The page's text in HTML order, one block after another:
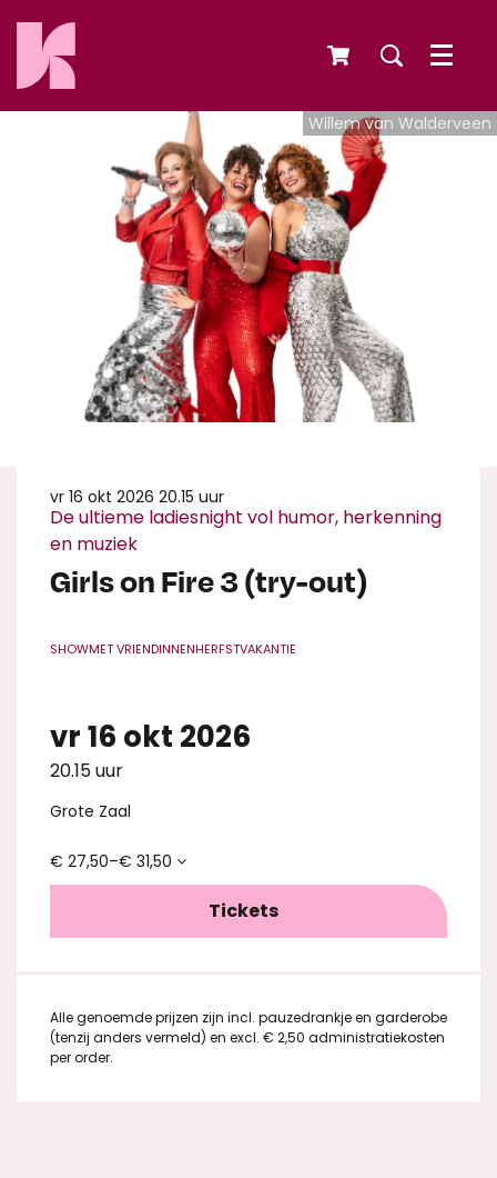
Menu
Willem van Walderveen
Girls on Fire 3 (try-out)
De ultieme ladiesnight vol humor, herkenning
en muziek
vr 16 okt 2026 20.15 uur
SHOWMET VRIENDINNENHERFSTVAKANTIE
vr 16 okt 2026
20.15 uur
Grote Zaal
€ 27,50–€ 31,50
Tickets
Alle genoemde prijzen zijn incl. pauzedrankje en garderobe
(tenzij anders vermeld) en excl. € 2,50 administratiekosten
per order.